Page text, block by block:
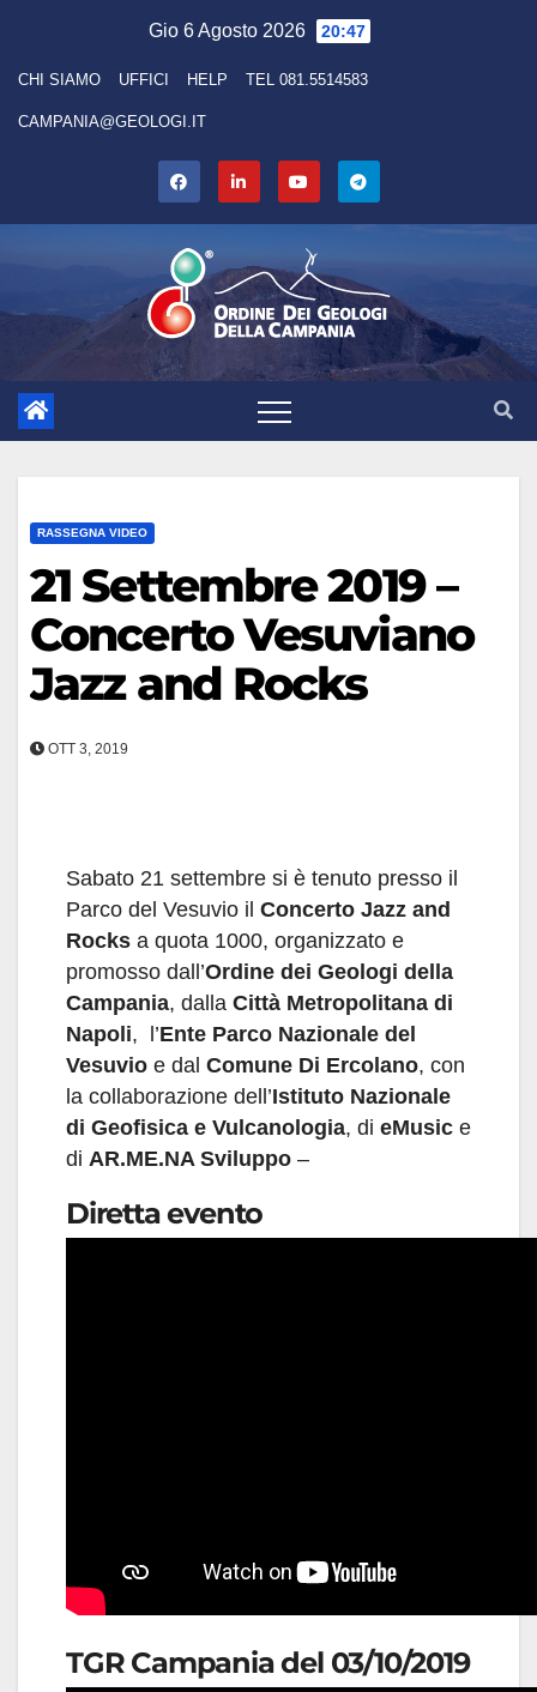
content
Gio 6 Agosto 2026 20:47
CHI SIAMO UFFICI HELP TEL 081.5514583
CAMPANIA@GEOLOGI.IT
RASSEGNA VIDEO
21 Settembre 2019 –
Concerto Vesuviano
Jazz and Rocks
OTT 3, 2019
Sabato 21 settembre si è tenuto presso il
Parco del Vesuvio il Concerto Jazz and
Rocks a quota 1000, organizzato e
promosso dall’Ordine dei Geologi della
Campania, dalla Città Metropolitana di
Napoli, l’Ente Parco Nazionale del
Vesuvio e dal Comune Di Ercolano, con
la collaborazione dell’Istituto Nazionale
di Geofisica e Vulcanologia, di eMusic e
di AR.ME.NA Sviluppo –
Diretta evento
TGR Campania del 03/10/2019